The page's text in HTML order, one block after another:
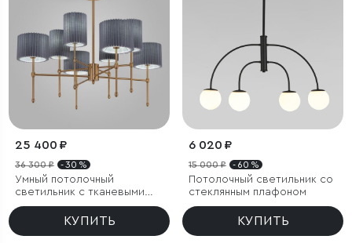
25 400 ₽
36 300 ₽ - 30 %
Умный потолочный
светильник с тканевыми
абажурами
КУПИТЬ
6 020 ₽
15 000 ₽ - 60 %
Потолочный светильник со
стеклянным плафоном
КУПИТЬ